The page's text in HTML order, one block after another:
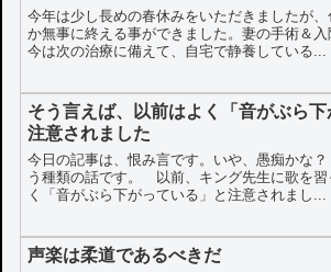
今年は少し長めの春休みをいただきましたが、
か無事に終える事ができました。妻の手術＆入
今は次の治療に備えて、自宅で静養している...
そう言えば、以前はよく「音がぶら
注意されました
今日の記事は、恨み言です。いや、愚痴かな
う種類の話です。 以前、キング先生に歌を習
く「音がぶら下がっている」と注意されまし...
声楽は柔道であるべきだ